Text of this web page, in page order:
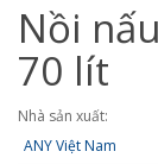
Nồi
70 lít
Nhà sản xuất:
ANY Việt Nam